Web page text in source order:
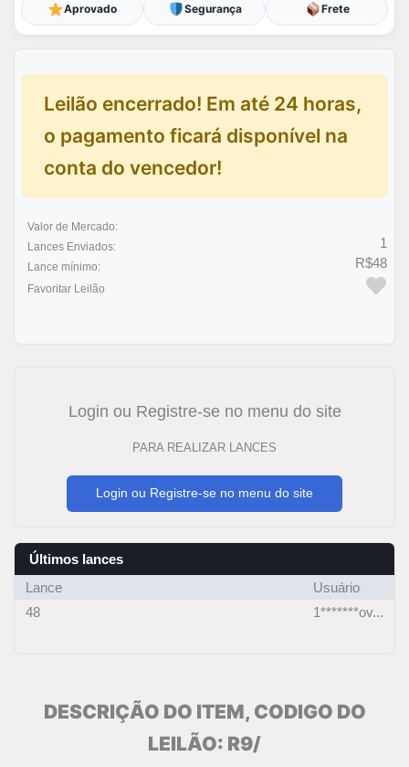
Aprovado Segurança Frete
Leilão encerrado! Em até 24 horas,
o pagamento ficará disponível na
conta do vencedor!
Valor de Mercado:
Lances Enviados:
1
Lance mínimo: R$48
Favoritar Leilão
Login ou Registre-se no menu do site
PARA REALIZAR LANCES
Login ou Registre-se no menu do site
Últimos lances
Lance
Usuário
48
1*******ov...
DESCRIÇÃO DO ITEM, CODIGO DO
LEILÃO: R9/